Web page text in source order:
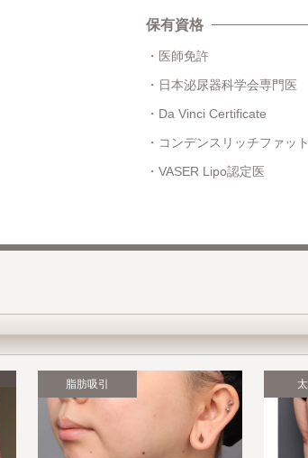
保有資格
医師免許
日本泌尿器科学会専門医
Da Vinci Certificate
コンデンスリッチファッ
VASER Lipo認定医
脂肪吸引